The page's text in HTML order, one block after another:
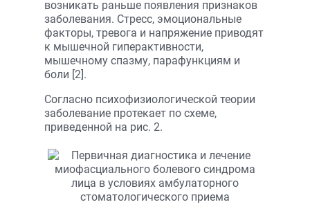
возникать раньше появления признаков
заболевания. Стресс, эмоциональные
факторы, тревога и напряжение приводят
к мышечной гиперактивности,
мышечному спазму, парафункциям и
боли [2].
Согласно психофизиологической теории
заболевание протекает по схеме,
приведенной на рис. 2.